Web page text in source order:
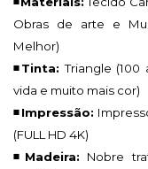
Obras de arte e
Melhor)
◾Tinta: Triangle (100
vida e muito mais cor)
◾Impressão:
(FULL HD 4K)
◾Madeira: Nobre